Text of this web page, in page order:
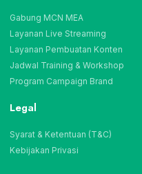
Gabung MCN MEA
Layanan Live Streaming
Layanan Pembuatan Konten
Jadwal Training & Workshop
Program Campaign Brand
Legal
Syarat & Ketentuan (T&C)
Kebijakan Privasi